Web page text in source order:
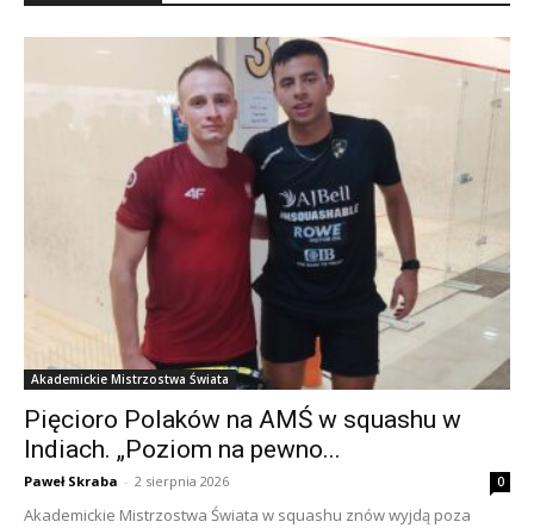
Akademickie Mistrzostwa Świata
Pięcioro Polaków na AMŚ w squashu w
Indiach. „Poziom na pewno...
Paweł Skraba - 2 sierpnia 2026 0
Akademickie Mistrzostwa Świata w squashu znów wyjdą poza